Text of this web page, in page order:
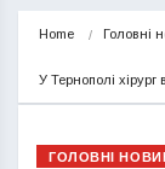
Home Головні
У Тернополі хірург
ГОЛОВНІ